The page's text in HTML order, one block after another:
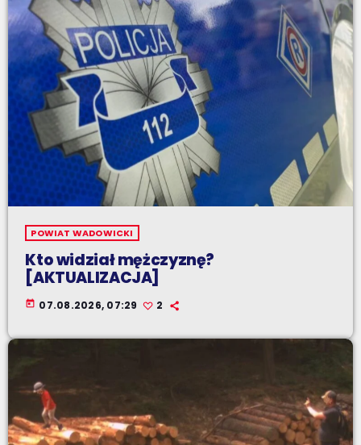
POWIAT WADOWICKI
Kto widział mężczyznę?
[AKTUALIZACJA]
today 07.08.2026, 07:29 2